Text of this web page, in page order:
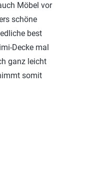
Möbel vor
schöne
best
Decke mal
ganz leicht
somit